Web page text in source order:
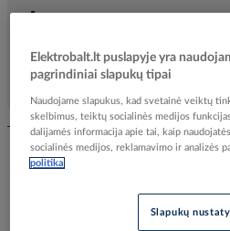
1. Mano pasiūlymai
Šioje vietoje galite peržiūrėti savo
filtruoti, stebėti būseną ar
Elektrobalt.lt puslapyje yra
pagrindiniai slapukų tipai
Naudojame slapukus, kad svetainė veiktų
skelbimus, teiktų socialinės medijos
dalijamės informacija apie tai, kaip
socialinės medijos, reklamavimo ir analizės
politika
Slapukų